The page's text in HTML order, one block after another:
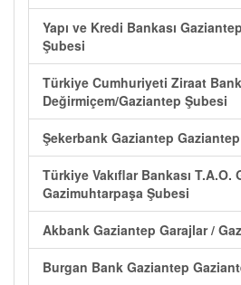
Yapı ve Kredi Bankası
Şubesi
Türkiye Cumhuriyeti Ziraat
Değirmiçem/Gaziantep Şubesi
Şekerbank Gaziantep
Türkiye Vakıflar Bankası T.A.O.
Gazimuhtarpaşa Şubesi
Akbank Gaziantep Garajlar /
Burgan Bank Gaziantep